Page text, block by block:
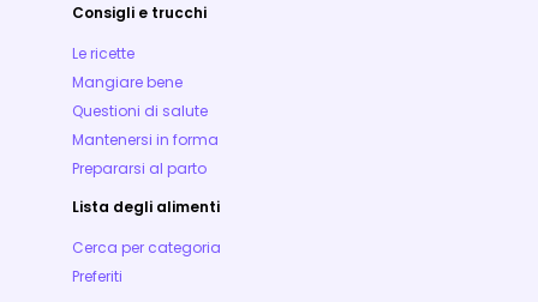
Consigli e trucchi
Le ricette
Mangiare bene
Questioni di salute
Mantenersi in forma
Prepararsi al parto
Lista degli alimenti
Cerca per categoria
Preferiti